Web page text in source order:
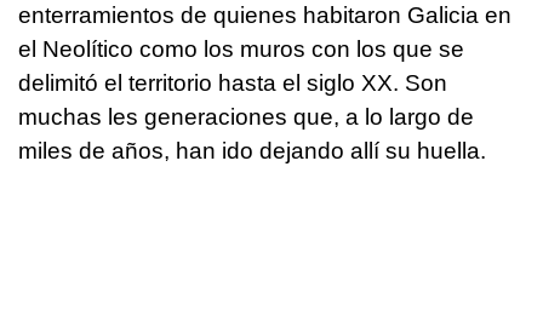
enterramientos de quienes habitaron Galicia en
el Neolítico como los muros con los que se
delimitó el territorio hasta el siglo XX. Son
muchas les generaciones que, a lo largo de
miles de años, han ido dejando allí su huella.